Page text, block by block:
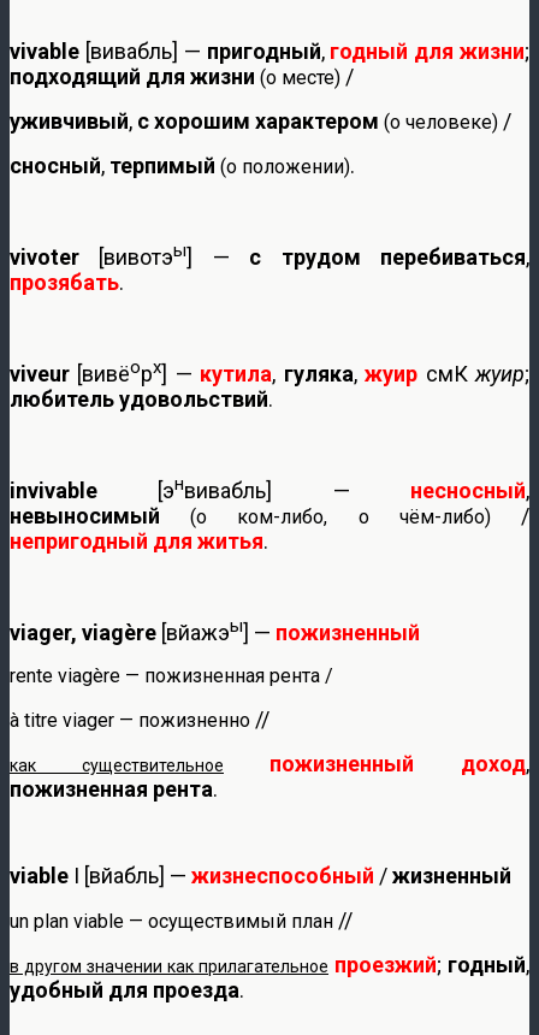
vivable [вивабль] — пригодный, годный для жизни;
подходящий для жизни (о месте) /
уживчивый, с хорошим характером (о человеке) /
сносный, терпимый (о положении).
vivoter [вивотэы] — с трудом перебиваться,
прозябать.
viveur [вивёорх] — кутила, гуляка,жуир смКжуир;
любитель удовольствий.
invivable [энвивабль] — несносный,
невыносимый(о ком-либо, о чём-либо)/
непригодный для житья.
viager, viagère [вйажэы] — пожизненный
rente viagère — пожизненная рента /
à titre viager — пожизненно //
как существительное пожизненный доход,
пожизненная рента.
viable I [вйабль] — жизнеспособный /жизненный
un plan viable — осуществимый план //
в другом значении как прилагательное проезжий; годный,
удобный для проезда.